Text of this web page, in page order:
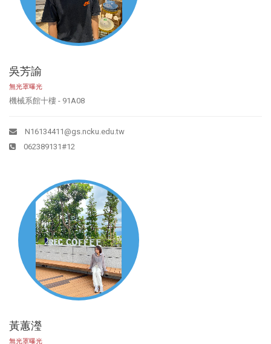
吳芳諭
無光罩曝光
機械系館十樓 - 91A08
N16134411@gs.ncku.edu.tw
062389131#12
黃蕙瀅
無光罩曝光